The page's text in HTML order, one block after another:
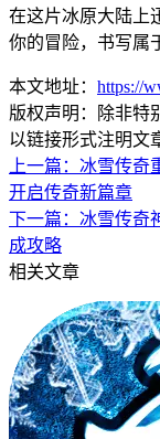
在这片冰原大陆上
你的冒险，书写属
本文地址： https://
版权声明：除非特
以链接形式注明文
上一篇： 冰雪传奇
开启传奇新篇章
下一篇： 冰雪传奇
成攻略
相关文章